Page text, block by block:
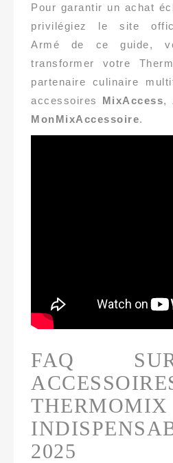
Pour garantir un achat
privilégiez le site
Armé de ce guide,
transformer votre
partenaire culinaire
accessoires MixAccess,
MonMixAccessoire.
FAQ
THERMOMIX
2025